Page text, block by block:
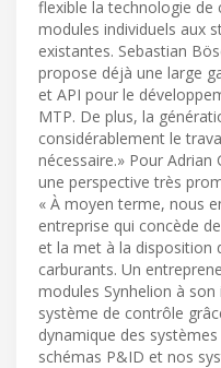
flexible la technologie de
modules individuels aux
existantes. Sebastian
propose déjà une large
et API pour le
MTP. De plus, la
considérablement le
nécessaire.» Pour
une perspective très
« À moyen terme, nous
entreprise qui concède
et la met à la disposition
carburants. Un
modules Synhelion à
système de contrôle
dynamique des
schémas P&ID et nos